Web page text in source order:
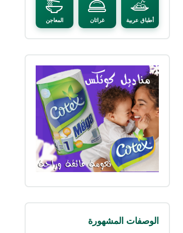
أطباق عربية غراتان المعاجن
الوصفات المشهورة